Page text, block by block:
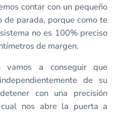
contar con un pequeño
de parada, porque como te
no es 100% preciso
de margen.
vamos a conseguir que
de su
con una precisión
nos abre la puerta a